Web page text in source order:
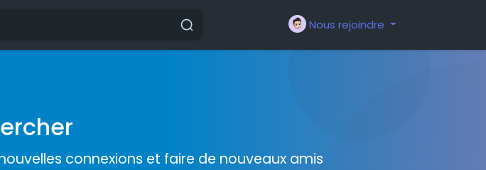
Nous rejoindre
connexions et faire de nouveaux amis